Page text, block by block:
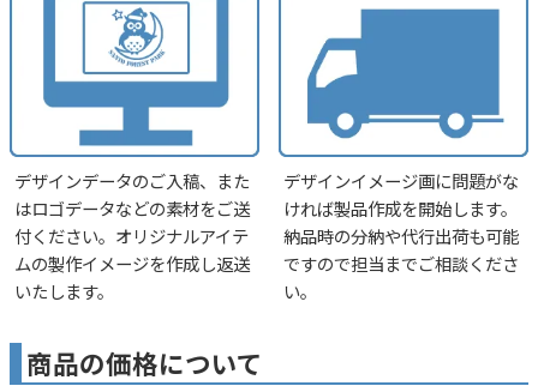
デザインデータのご入稿、また
はロゴデータなどの素材をご送
付ください。オリジナルアイテ
ムの製作イメージを作成し返送
いたします。
デザインイメージ画に問題がな
ければ製品作成を開始します。
納品時の分納や代行出荷も可能
ですので担当までご相談くださ
い。
商品の価格について